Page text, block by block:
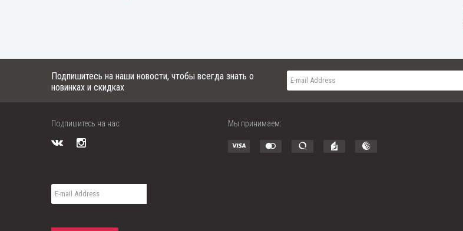
Подпишитесь на наши новости, чтобы всегда знать о
новинках и скидках
Подпишитесь на нас: Мы принимаем: